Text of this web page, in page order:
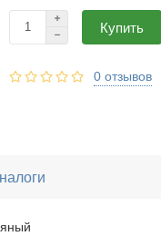
Купить
0 отзывов